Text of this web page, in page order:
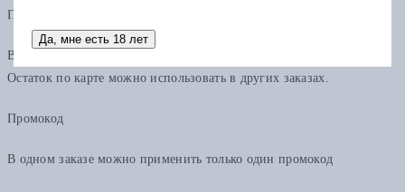
Подарочная карта
В одном заказе можно применить только одну подарочную карту.
Остаток по карте можно использовать в других заказах.
Промокод
В одном заказе можно применить только один промокод
Да, мне есть 18 лет